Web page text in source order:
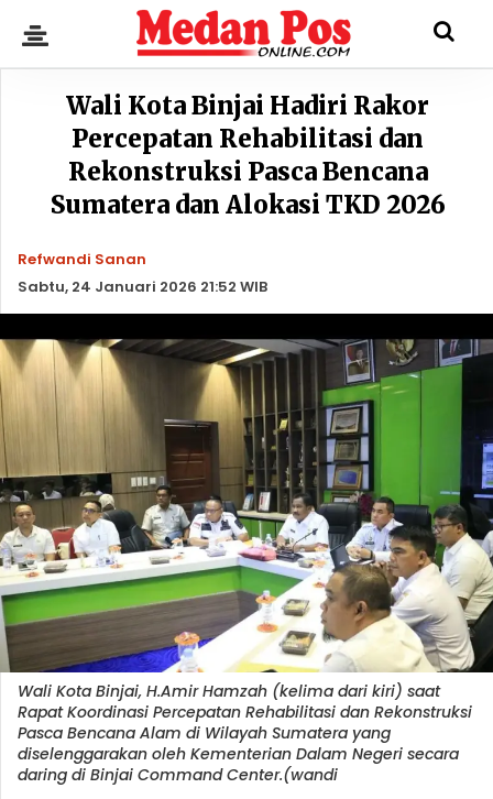
Wali Kota Binjai Hadiri Rakor
Percepatan Rehabilitasi dan
Rekonstruksi Pasca Bencana
Sumatera dan Alokasi TKD 2026
Refwandi Sanan
Sabtu, 24 Januari 2026 21:52 WIB
Wali Kota Binjai, H.Amir Hamzah (kelima dari kiri) saat
Rapat Koordinasi Percepatan Rehabilitasi dan Rekonstruksi
Pasca Bencana Alam di Wilayah Sumatera yang
diselenggarakan oleh Kementerian Dalam Negeri secara
daring di Binjai Command Center.(wandi